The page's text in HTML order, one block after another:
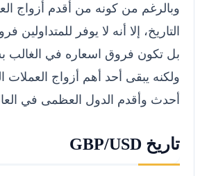
وبالرغم من كونه من أقدم أزواج
التاريخ، إلا أنه لا يوفر للمتداولين
بل تكون فروق اسعاره في الغالب
ولكنه يبقى أحد أهم أزواج العملات
أحدث وأقدم الدول العظمى في
تاريخ GBP/USD